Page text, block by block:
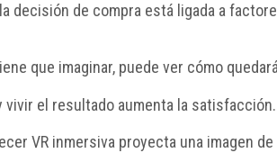
decisión de compra está ligada a
que imaginar, puede ver cómo
vivir el resultado aumenta la satisfacción.
VR inmersiva proyecta una imagen